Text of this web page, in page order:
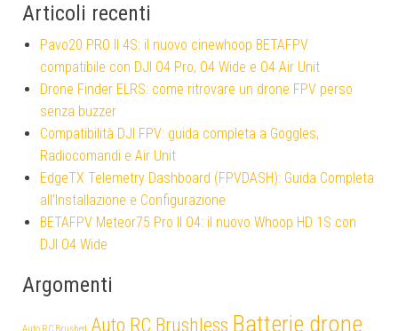
Articoli recenti
Pavo20 PRO II 4S: il nuovo cinewhoop BETAFPV
compatibile con DJI O4 Pro, O4 Wide e O4 Air Unit
Drone Finder ELRS: come ritrovare un drone FPV perso
senza buzzer
Compatibilità DJI FPV: guida completa a Goggles,
Radiocomandi e Air Unit
EdgeTX Telemetry Dashboard (FPVDASH): Guida Completa
all’Installazione e Configurazione
BETAFPV Meteor75 Pro II O4: il nuovo Whoop HD 1S con
DJI O4 Wide
Argomenti
Auto RC Brushless Batterie drone